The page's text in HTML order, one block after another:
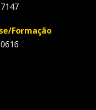
Formação